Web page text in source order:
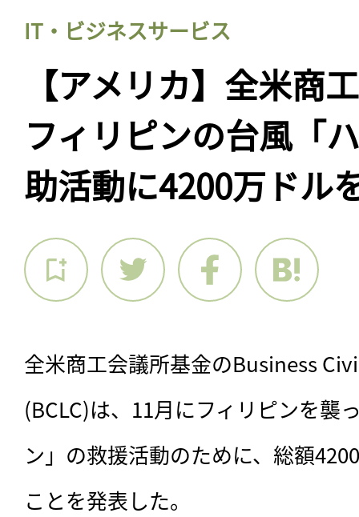
IT・ビジネスサービス
【アメリカ】全米商
フィリピンの台風「
助活動に4200万ドル
全米商工会議所基金のBusiness
(BCLC)は、11月にフィリピンを襲
ン」の救援活動のために、総額
ことを発表した。